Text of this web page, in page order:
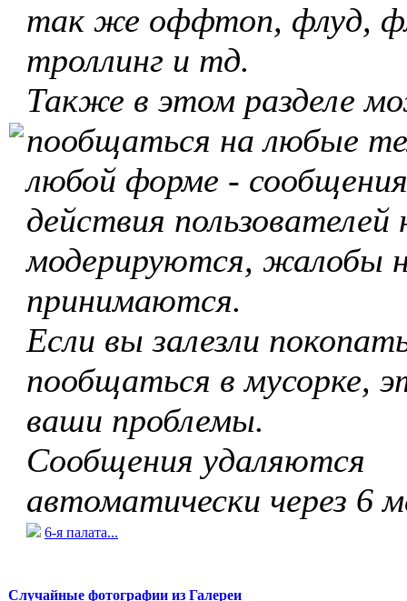
так же оффтоп, флуд,
троллинг и тд.
Также в этом разделе
пообщаться на любые
любой форме -
действия пользователей
модерируются, жалобы
принимаются.
Если вы залезли
пообщаться в мусорке,
ваши проблемы.
Сообщения удаляются
автоматически через 6
6-я палата...
Случайные фотографии из Галереи